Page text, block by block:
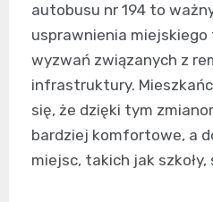
autobusu nr 194 to
usprawnienia
wyzwań związanych z
infrastruktury.
się, że dzięki tym
bardziej komfortowe, a
miejsc, takich jak